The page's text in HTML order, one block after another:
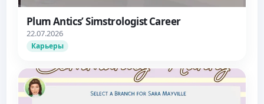
Plum Antics’ Simstrologist Career
22.07.2026
Карьеры